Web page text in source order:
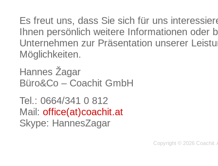
Es freut uns, dass Sie sich für uns
Ihnen persönlich weitere Informationen oder
Unternehmen zur Präsentation unserer
Möglichkeiten.
Hannes Žagar
Büro&Co – Coachit GmbH
Tel.: 0664/341 0 812
Mail: office(at)coachit.at
Skype: HannesZagar
Copyright © 2026 Coachit.